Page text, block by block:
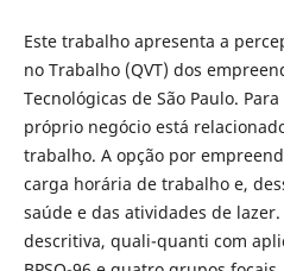
Este trabalho apresenta a
no Trabalho (QVT) dos
Tecnológicas de São Paulo.
próprio negócio está
trabalho. A opção por
carga horária de trabalho e,
saúde e das atividades de
descritiva, quali-quanti com